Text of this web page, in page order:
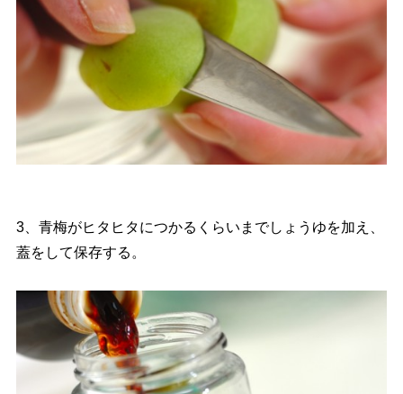
3、青梅がヒタヒタにつかるくらいまでしょうゆを加え、
蓋をして保存する。